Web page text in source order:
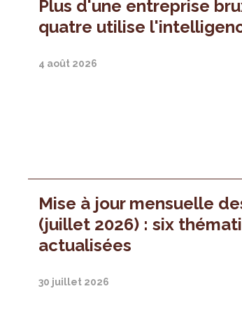
Plus d'une entreprise
quatre utilise
4 août 2026
Mise à jour mensuelle
(juillet 2026) : six
actualisées
30 juillet 2026